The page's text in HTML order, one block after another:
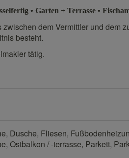
• Garten + Terrasse •
dem Vermittler und dem
besteht.
tätig.
Dusche Fliesen
Ostbalkon / -terrasse Parkett